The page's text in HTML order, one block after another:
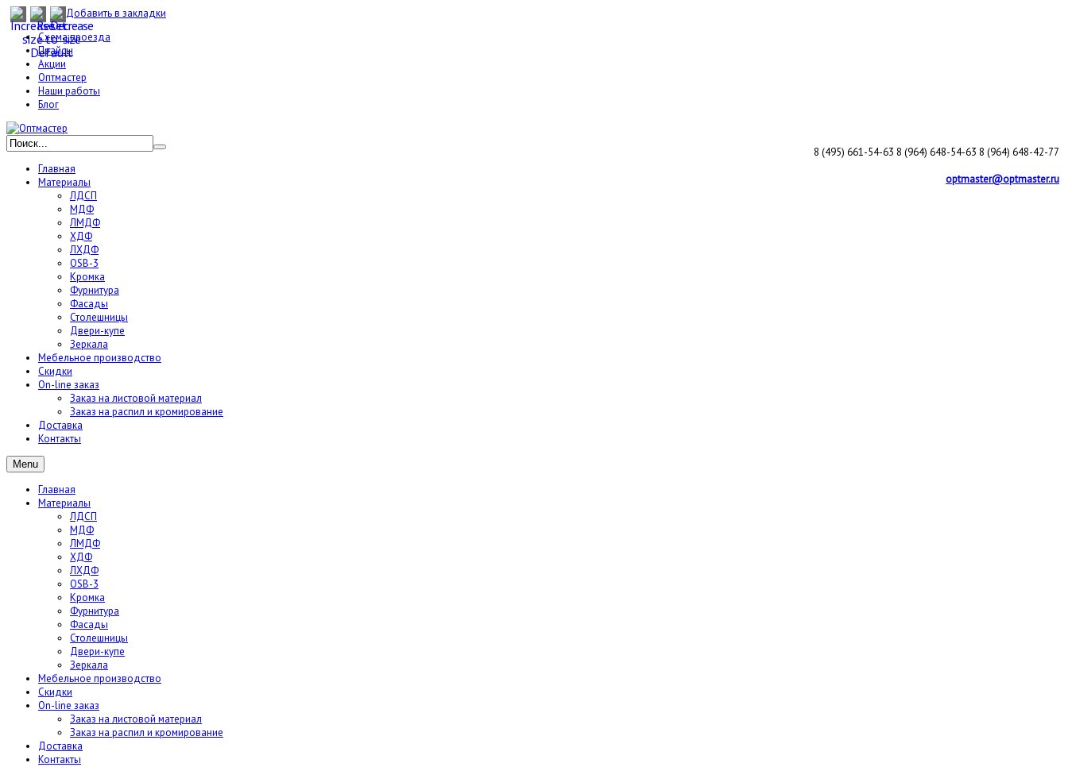
Добавить в закладки
Схема проезда
Прайсы
Акции
Оптмастер
Наши работы
Блог
8 (495) 661-54-63 8 (964) 648-54-63 8 (964) 648-42-77
optmaster@optmaster.ru
Главная
Материалы
ЛДСП
МДФ
ЛМДФ
ХДФ
ЛХДФ
OSB-3
Кромка
Фурнитура
Фасады
Столешницы
Двери-купе
Зеркала
Мебельное производство
Скидки
On-line заказ
Заказ на листовой материал
Заказ на распил и кромирование
Доставка
Контакты
Menu
Главная
Материалы
ЛДСП
МДФ
ЛМДФ
ХДФ
ЛХДФ
OSB-3
Кромка
Фурнитура
Фасады
Столешницы
Двери-купе
Зеркала
Мебельное производство
Скидки
On-line заказ
Заказ на листовой материал
Заказ на распил и кромирование
Доставка
Контакты